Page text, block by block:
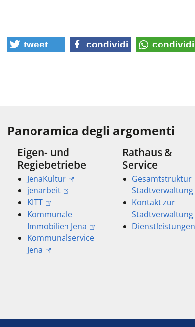
tweet condividi condividi
Panoramica degli argomenti
Eigen- und
Regiebetriebe
JenaKultur
jenarbeit
KITT
Kommunale
Immobilien Jena
Kommunalservice
Jena
Rathaus &
Service
Gesamtstruktur
Stadtverwaltung
Kontakt zur
Stadtverwaltung
Dienstleistungen